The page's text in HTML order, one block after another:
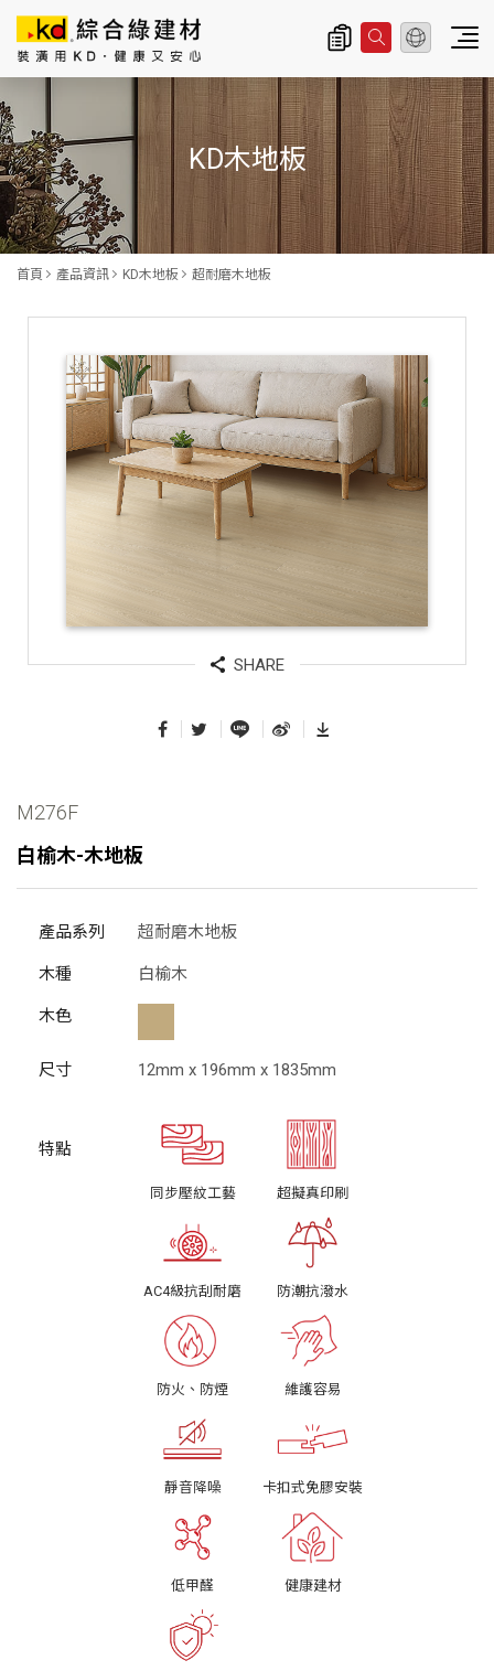
導
覽
|
K
D
科
KD木地板
首頁 產品資訊 KD木地板 超耐磨木地板
SHARE
M276F
白榆木-木地板
產品系列 超耐磨木地板
木種 白榆木
木色
尺寸 12mm x 196mm x 1835mm
同步壓紋工藝 超擬真印刷
AC4級抗刮耐磨 防潮抗潑水
防火、防煙 維護容易
靜音降噪 卡扣式免膠安裝
低甲醛 健康建材
總公司資訊